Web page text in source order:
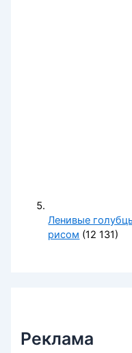
Ленивые
рисом (12 131)
Реклама